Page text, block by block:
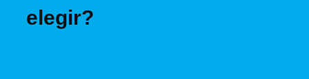
elegir?